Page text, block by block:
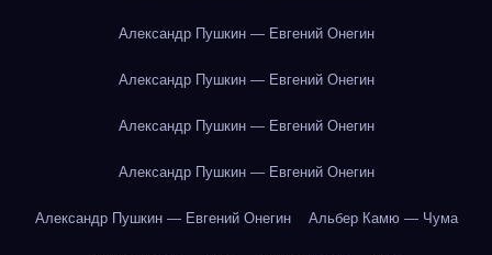
Александр Пушкин — Евгений Онегин
Александр Пушкин — Евгений Онегин
Александр Пушкин — Евгений Онегин
Александр Пушкин — Евгений Онегин
Александр Пушкин — Евгений Онегин Альбер Камю — Чума